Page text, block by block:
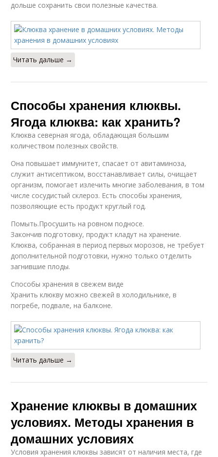
Сырое варение
организма
Клюква с водой Клюквы при простуде
Цукаты из клюквы
Цукаты с клюквой
дольше сохранить свои полезные качества.
Читать дальше →
Способы хранения клюквы.
Ягода клюква: как хранить?
Клюква северная ягода, обладающая большим
количеством полезных свойств.
Она повышает иммунитет, спасает от авитаминоза,
служит антисептиком, восстанавливает силы, очищает
организм, помогает излечить многие заболевания, в том
числе сосудистый склероз. Есть способы хранения,
позволяющие есть продукт круглый год.
Помыть.Просушить на ровном подносе.
Закончив подготовку, продукт кладут на хранение.
Клюква, собранная в период первых морозов, не требует
дополнительной подготовки, нужно только отделить
загнившие плоды.
Способы хранения в свежем виде
Хранить клюкву можно свежей в холодильнике, в
погребе, подвале, на балконе.
Читать дальше →
Хранение клюквы в домашних
условиях. Методы хранения в
домашних условиях
Условия хранения клюквы зависят от наличия места, где